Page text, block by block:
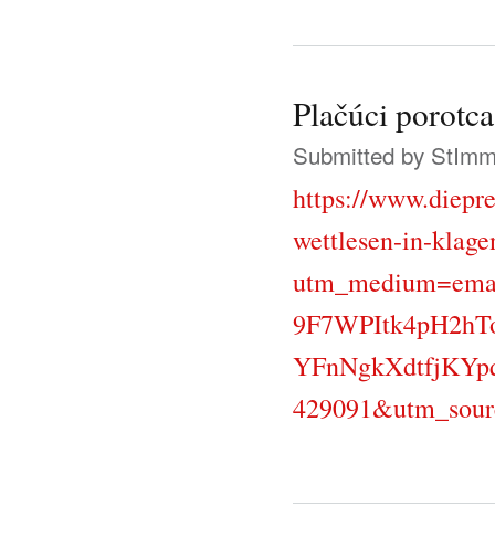
Plačúci
Submitted by
https://
wettlesen-in-